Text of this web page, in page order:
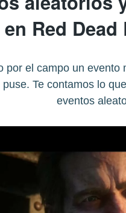
en Red
por el campo un
Te contamos lo
eventos